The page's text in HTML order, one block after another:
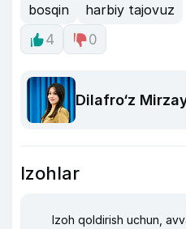
bosqin
harbiy tajovuz
4
0
Dilafro‘z
Izohlar
Izoh qoldirish uchun,